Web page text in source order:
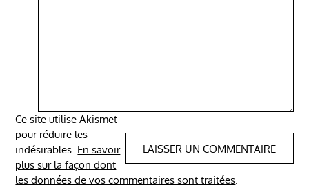
Ce site utilise Akismet
pour réduire les
indésirables. En savoir
plus sur la façon dont
les données de vos commentaires sont traitées.